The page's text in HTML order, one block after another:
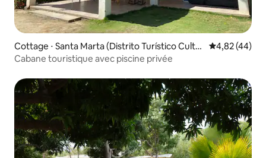
Cottage ⋅ Santa Marta (Distrito Turístico Cultur
al E Histórico)
Évaluation
4,82 (44)
Cabane touristique avec piscine privée